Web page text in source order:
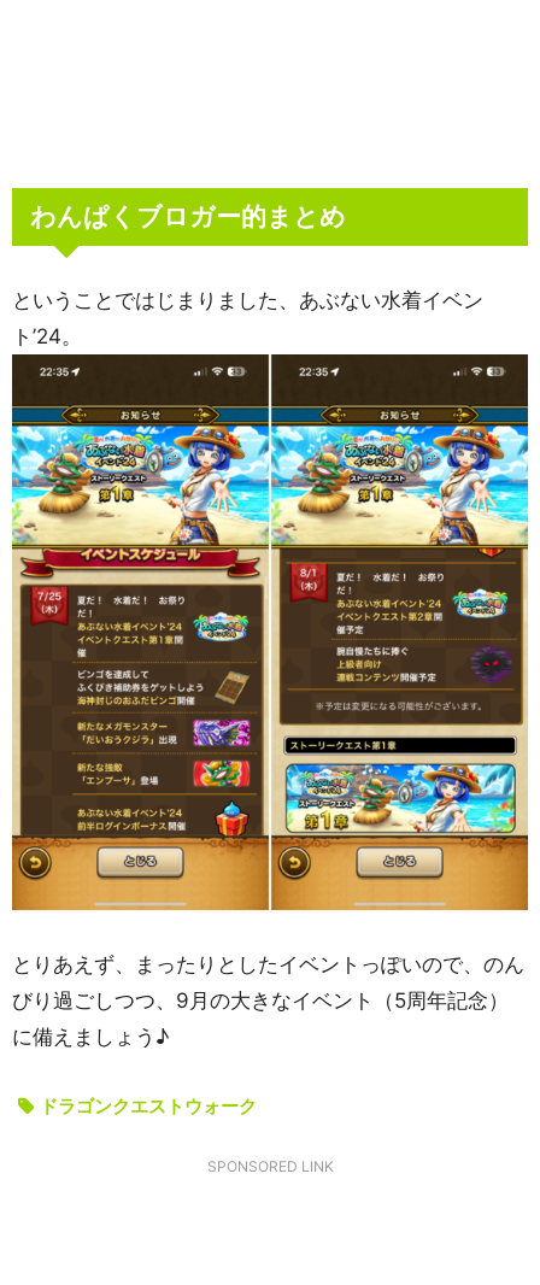
わんぱくブロガー的まとめ
ということではじまりました、あぶない水着イベン
ト’24。
とりあえず、まったりとしたイベントっぽいので、のん
びり過ごしつつ、9月の大きなイベント（5周年記念）
に備えましょう♪
ドラゴンクエストウォーク
SPONSORED LINK